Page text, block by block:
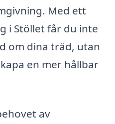
Med ett
i Stöllet får du inte
om dina träd, utan
en mer hållbar
av